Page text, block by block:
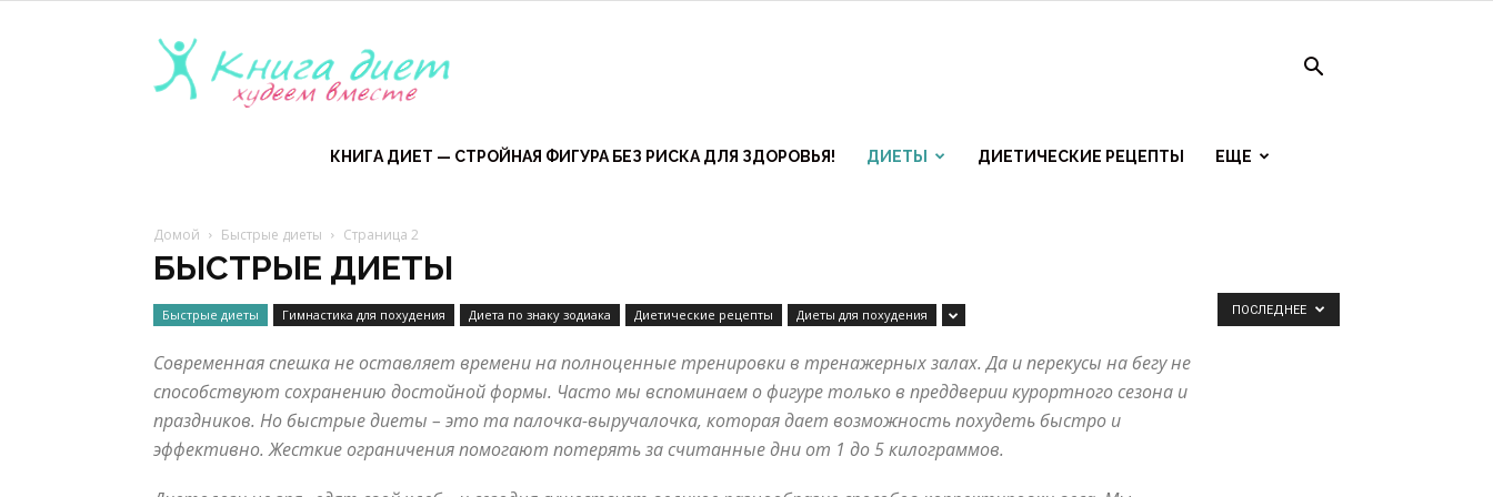
диет
эффективные
диеты
КНИГА ДИЕТ — СТРОЙНАЯ ФИГУРА БЕЗ РИСКА ДЛЯ ЗДОРОВЬЯ! ДИЕТЫ ДИЕТИЧЕСКИЕ РЕЦЕПТЫ ЕЩЕ
Домой Быстрые диеты Страница 2
БЫСТРЫЕ ДИЕТЫ
Быстрые диеты Гимнастика для похудения Диета по знаку зодиака Диетические рецепты Диеты для похудения
Современная спешка не оставляет времени на полноценные тренировки в тренажерных залах. Да и перекусы на бегу не
способствуют сохранению достойной формы. Часто мы вспоминаем о фигуре только в преддверии курортного сезона и
праздников. Но быстрые диеты – это та палочка-выручалочка, которая дает возможность похудеть быстро и
эффективно. Жесткие ограничения помогают потерять за считанные дни от 1 до 5 килограммов.
ПОСЛЕДНЕЕ